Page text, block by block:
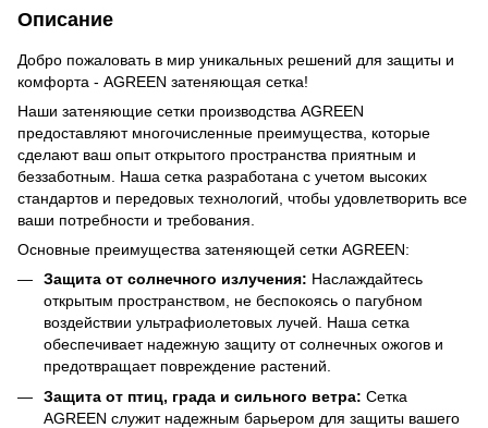
Описание
Добро пожаловать в мир уникальных решений для защиты и
комфорта - AGREEN затеняющая сетка!
Наши затеняющие сетки производства AGREEN
предоставляют многочисленные преимущества, которые
сделают ваш опыт открытого пространства приятным и
беззаботным. Наша сетка разработана с учетом высоких
стандартов и передовых технологий, чтобы удовлетворить все
ваши потребности и требования.
Основные преимущества затеняющей сетки AGREEN:
Защита от солнечного излучения: Наслаждайтесь
открытым пространством, не беспокоясь о пагубном
воздействии ультрафиолетовых лучей. Наша сетка
обеспечивает надежную защиту от солнечных ожогов и
предотвращает повреждение растений.
Защита от птиц, града и сильного ветра: Сетка
AGREEN служит надежным барьером для защиты вашего